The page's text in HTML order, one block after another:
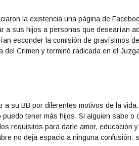
la existencia una página de
a sus hijos a personas que desearían
esconder la comisión de gravísimos
Crimen y terminó radicada en el
su BB por diferentes motivos de la
tener más hijos. Si alguien sabe o
requisitos para darle amor, educación
no deja espacio a ninguna confusión: